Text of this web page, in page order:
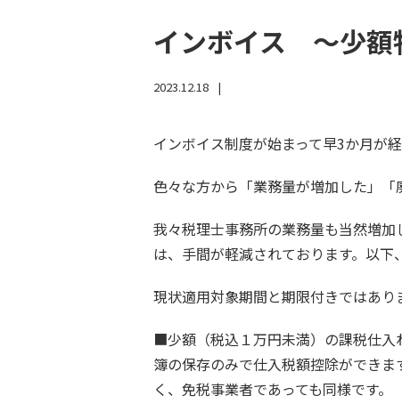
インボイス ～少額
2023.12.18
インボイス制度が始まって早3か月が
色々な方から「業務量が増加した」「
我々税理士事務所の業務量も当然増
は、手間が軽減されております。以下
現状適用対象期間と期限付きではあり
■少額（税込１万円未満）の課税仕入
簿の保存のみで仕入税額控除ができ
く、免税事業者であっても同様です。